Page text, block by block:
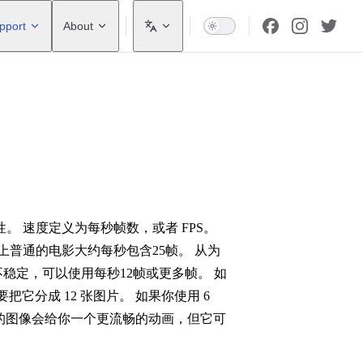
About
速度定义为每秒帧数，或者 FPS。
普通的电影大约每秒包含25帧。 从为
定，可以使用每秒12帧或更多帧。 如
把它分成 12 张图片。 如果你使用 6
图像会给你一个更流畅的动画，但它可